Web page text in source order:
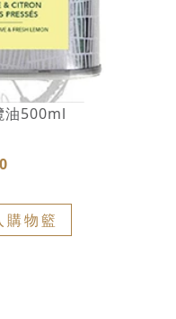
油500ml
購物籃